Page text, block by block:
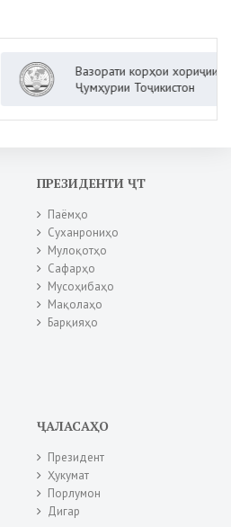
Вазорати корҳои хориҷии
Ҷумҳурии Тоҷикистон
ПРЕЗИДЕНТИ ҶТ
Паёмҳо
Суханрониҳо
Мулоқотҳо
Сафарҳо
Мусоҳибаҳо
Мақолаҳо
Барқияҳо
ҶАЛАСАҲО
Президент
Ҳукумат
Порлумон
Дигар